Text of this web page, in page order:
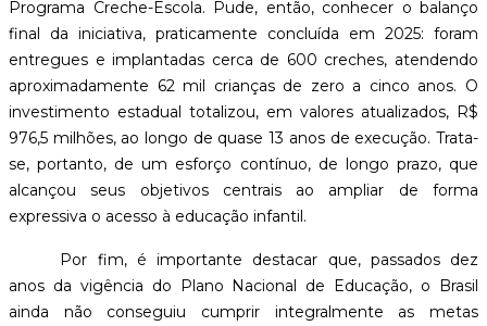
Programa Creche-Escola. Pude, então, conhecer o balanço
final da iniciativa, praticamente concluída em 2025: foram
entregues e implantadas cerca de 600 creches, atendendo
aproximadamente 62 mil crianças de zero a cinco anos. O
investimento estadual totalizou, em valores atualizados, R$
976,5 milhões, ao longo de quase 13 anos de execução. Trata-
se, portanto, de um esforço contínuo, de longo prazo, que
alcançou seus objetivos centrais ao ampliar de forma
expressiva o acesso à educação infantil.
Por fim, é importante destacar que, passados dez
anos da vigência do Plano Nacional de Educação, o Brasil
ainda não conseguiu cumprir integralmente as metas